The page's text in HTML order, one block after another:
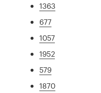
1363
677
1057
1952
579
1870